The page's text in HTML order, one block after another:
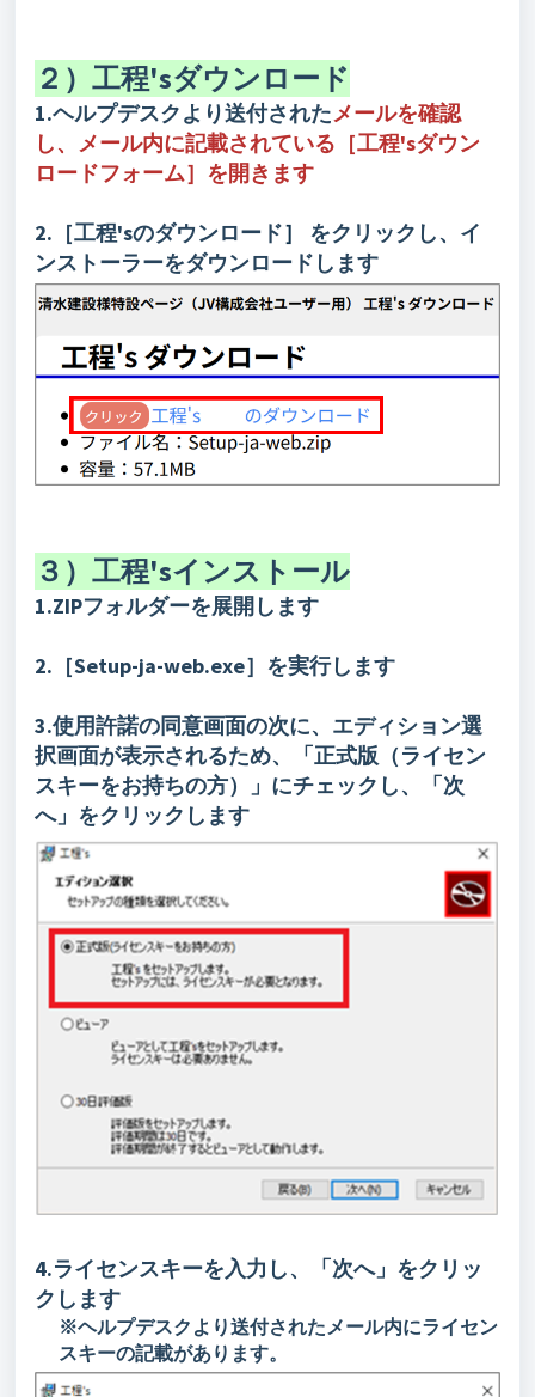
２）工程'sダウンロード
1.ヘルプデスクより送付されたメールを確認
し、メール内に記載されている［工程'sダウン
ロードフォーム］を開きます
2.［工程'sのダウンロード］
をクリックし、イ
ンストーラーをダウンロードします
３）工程'sインストール
1.ZIPフォルダーを展開します
2.［Setup-ja-web.exe］を実行します
3.使用許諾の同意画面の次に、エディション選
択画面が表示されるため、
「正式版（ライセン
スキーをお持ちの方）」にチェックし、「次
へ」をクリックします
4.ライセンスキーを入力し、「次へ」をクリッ
クします
※ヘルプデスクより送付されたメール内にライセン
スキーの記載があります。